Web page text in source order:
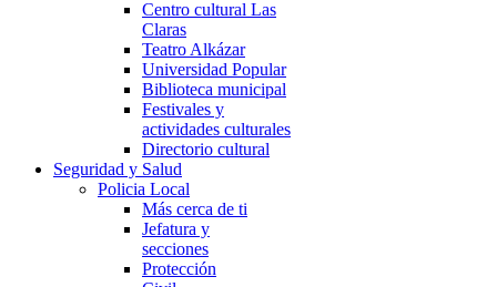
Centro cultural Las
Claras
Teatro Alkázar
Universidad Popular
Biblioteca municipal
Festivales y
actividades culturales
Directorio cultural
Seguridad y Salud
Policia Local
Más cerca de ti
Jefatura y
secciones
Protección